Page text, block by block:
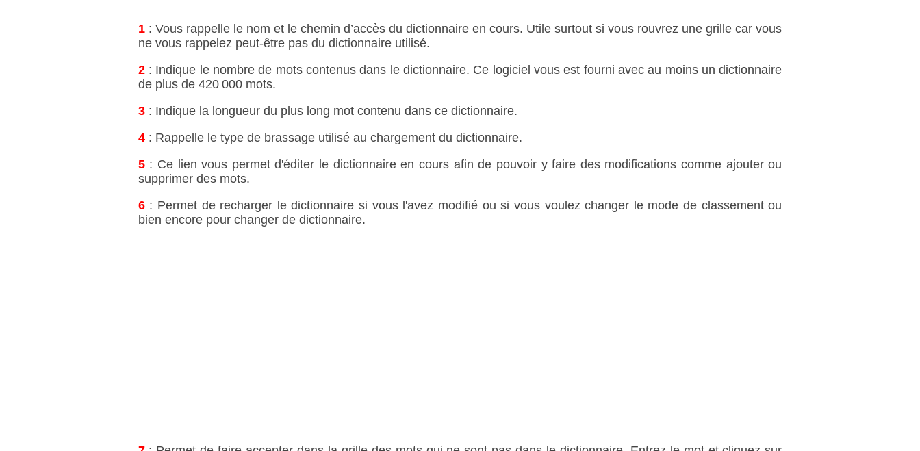
1: Vous rappelle le nom et le chemin d’accès du dictionnaire en cours. Utile surtout si vous rouvrez une grille car vous
ne vous rappelez peut‑être pas du dictionnaire utilisé.
2: Indique le nombre de mots contenus dans le dictionnaire. Ce logiciel vous est fourni avec au moins un dictionnaire
de plus de 420 000 mots.
3: Indique la longueur du plus long mot contenu dans ce dictionnaire.
4: Rappelle le type de brassage utilisé au chargement du dictionnaire.
5: Ce lien vous permet d'éditer le dictionnaire en cours afin de pouvoir y faire des modifications comme ajouter ou
supprimer des mots.
6: Permet de recharger le dictionnaire si vous l'avez modifié ou si vous voulez changer le mode de classement ou
bien encore pour changer de dictionnaire.